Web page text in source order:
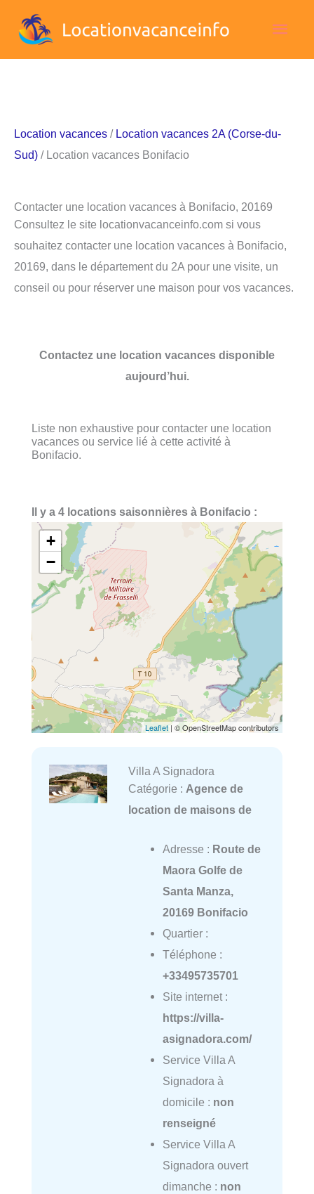
Location vacances / Location vacances 2A (Corse-du-
Sud) / Location vacances Bonifacio
Contacter une location vacances à Bonifacio, 20169
Consultez le site locationvacanceinfo.com si vous
souhaitez contacter une location vacances à Bonifacio,
20169, dans le département du 2A pour une visite, un
conseil ou pour réserver une maison pour vos vacances.
Contactez une location vacances disponible
aujourd’hui.
Liste non exhaustive pour contacter une location
vacances ou service lié à cette activité à
Bonifacio.
Il y a 4 locations saisonnières à Bonifacio :
+
−
Leaflet | © OpenStreetMap contributors
Villa A Signadora
Catégorie : Agence de
location de maisons de
Adresse : Route de
Maora Golfe de
Santa Manza,
20169 Bonifacio
Quartier :
Téléphone :
+33495735701
Site internet :
https://villa-
asignadora.com/
Service Villa A
Signadora à
domicile : non
renseigné
Service Villa A
Signadora ouvert
dimanche : non